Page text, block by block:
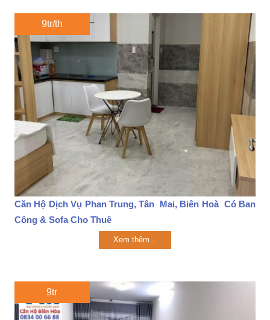
9tr/th
Căn Hộ Dịch Vụ Phan Trung, Tân Mai, Biên Hoà Có Ban
Công & Sofa Cho Thuê
Xem thêm...
9tr